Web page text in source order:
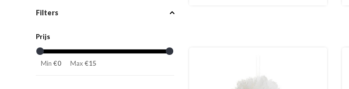
Filters
Prijs
Min €0 Max €15